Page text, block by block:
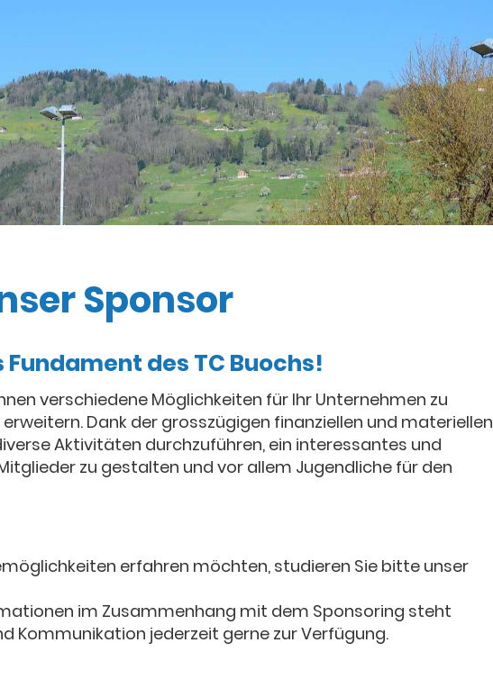
Sponsor
des TC Buochs!
verschiedene Möglichkeiten für Ihr Unternehmen zu
Dank der grosszügigen finanziellen und materiellen
Aktivitäten durchzuführen, ein interessantes und
zu gestalten und vor allem Jugendliche für den
erfahren möchten, studieren Sie bitte unser
im Zusammenhang mit dem Sponsoring steht
Kommunikation jederzeit gerne zur Verfügung.